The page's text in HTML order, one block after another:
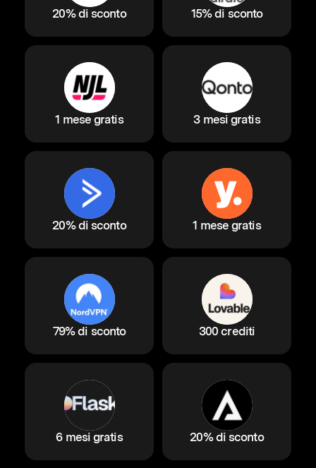
20% di sconto 15% di sconto
1 mese gratis 3 mesi gratis
20% di sconto 1 mese gratis
79% di sconto 300 crediti
6 mesi gratis 20% di sconto